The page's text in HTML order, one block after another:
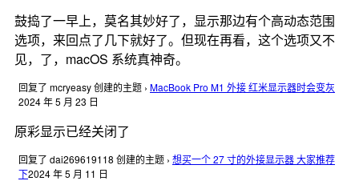
鼓捣了一早上，莫名其妙好了，显示那边有个高动态范围
选项，来回点了几下就好了。但现在再看，这个选项又不
见，了，macOS 系统真神奇。
回复了 mcryeasy 创建的主题 › MacBook Pro M1 外接 红米显示器时会变灰
2024 年 5 月 23 日
原彩显示已经关闭了
回复了 dai269619118 创建的主题 › 想买一个 27 寸的外接显示器 大家推荐
下2024 年 5 月 11 日